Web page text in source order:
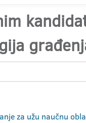
za užu naučnu